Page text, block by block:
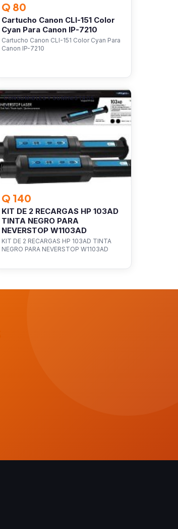
Q 80
Cartucho Canon CLI-151 Color
Cyan Para Canon IP-7210
Cartucho Canon CLI-151 Color Cyan Para
Canon IP-7210
CONSUMIBLES Y SUMINISTROS
Q 140
KIT DE 2 RECARGAS HP 103AD
TINTA NEGRO PARA
NEVERSTOP W1103AD
KIT DE 2 RECARGAS HP 103AD TINTA
NEGRO PARA NEVERSTOP W1103AD